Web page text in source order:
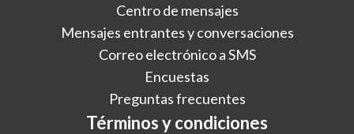
Centro de mensajes
Mensajes entrantes y conversaciones
Correo electrónico a SMS
Encuestas
Preguntas frecuentes
Términos y condiciones